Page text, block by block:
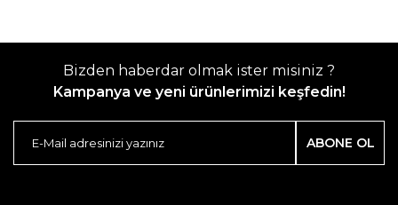
Bizden haberdar olmak ister misiniz ?
Kampanya ve yeni ürünlerimizi keşfedin!
ABONE OL